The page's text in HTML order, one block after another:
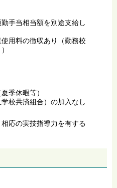
手当相当額を別途支給し
用料の徴収あり（勤務校
季休暇等）
校共済組合）の加入なし
応の実技指導力を有する